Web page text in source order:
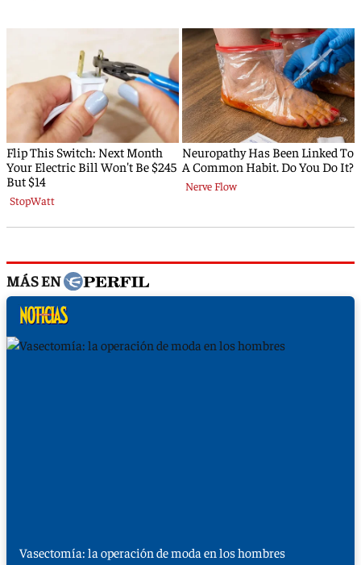
MÁS EN
Vasectomía: la operación de moda en los hombres